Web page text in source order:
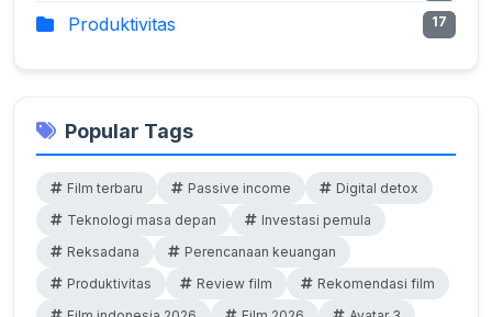
Produktivitas 17
Popular Tags
Film terbaru Passive income
Digital detox
Teknologi masa depan
Investasi pemula
Reksadana
Perencanaan keuangan
Produktivitas
Review film
Rekomendasi film